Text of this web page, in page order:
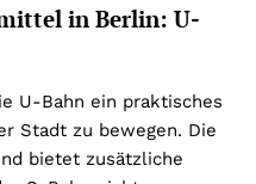
in Berlin: U-
U-Bahn ein praktisches
Stadt zu bewegen. Die
bietet zusätzliche